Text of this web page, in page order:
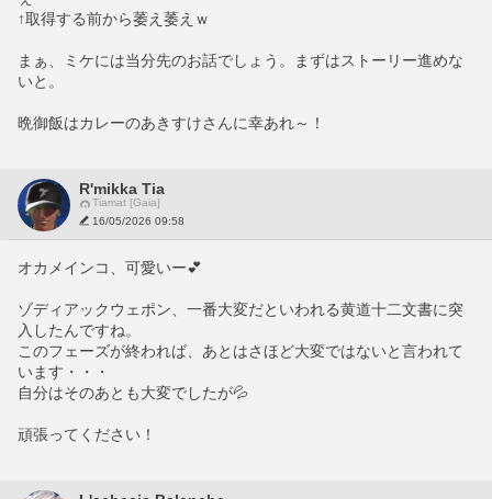
↑取得する前から萎え萎えｗ
まぁ、ミケには当分先のお話でしょう。まずはストーリー進めな
いと。
晩御飯はカレーのあきすけさんに幸あれ～！
R'mikka Tia
Tiamat [Gaia]
16/05/2026 09:58
オカメインコ、可愛いー💕
ゾディアックウェポン、一番大変だといわれる黄道十二文書に突
入したんですね。
このフェーズが終われば、あとはさほど大変ではないと言われて
います・・・
自分はそのあとも大変でしたが💦
頑張ってください！